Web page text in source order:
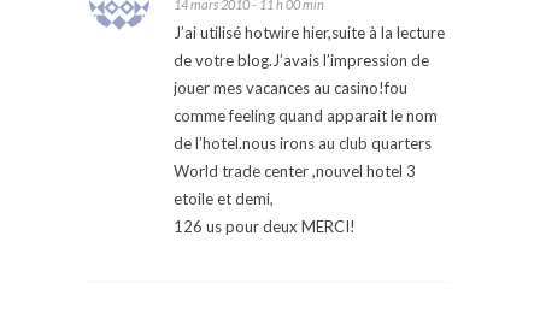
14 mars 2010 - 11 h 00 min
J’ai utilisé hotwire hier,suite à la lecture
de votre blog.J’avais l’impression de
jouer mes vacances au casino!fou
comme feeling quand apparait le nom
de l’hotel.nous irons au club quarters
World trade center ,nouvel hotel 3
etoile et demi,
126 us pour deux MERCI!